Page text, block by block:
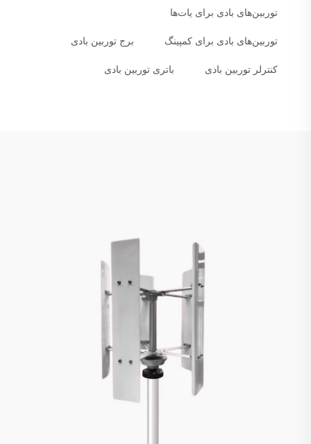
توربین‌های بادی برای یات‌ها
توربین‌های بادی برای کمپینگ برج توربین بادی
کنترلر توربین بادی باتری توربین بادی